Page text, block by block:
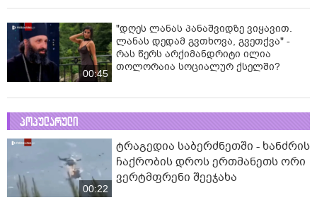
00:45
"დღეს ლანას პანაშვიდზე ვიყავით.
ლანას დედამ გვთხოვა, გვეთქვა" -
რას წერს არქიმანდრიტი ილია
თოლორაია სოციალურ ქსელში?
პოპულარული
00:22
ტრაგედია საბერძნეთში - ხანძრის
ჩაქრობის დროს ერთმანეთს ორი
ვერტმფრენი შეეჯახა